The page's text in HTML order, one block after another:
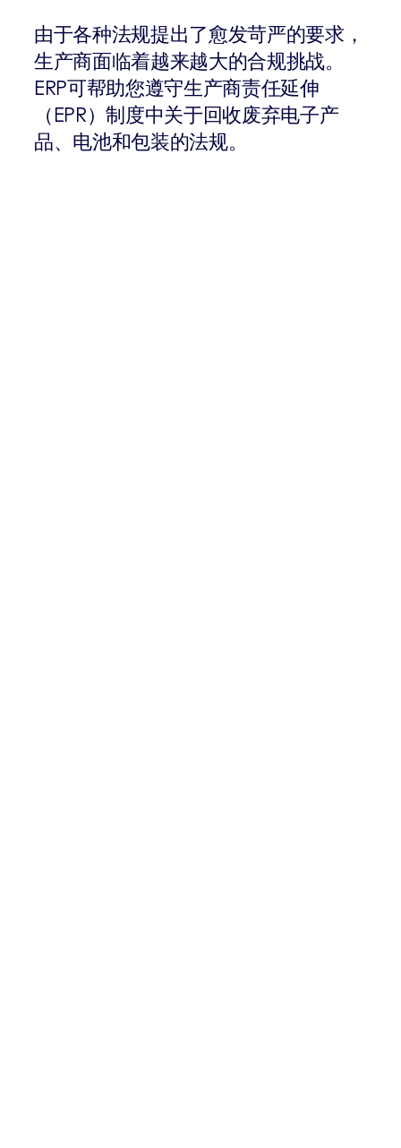
由于各种法规提出了愈发苛严的要求，
生产商面临着越来越大的合规挑战。
ERP可帮助您遵守生产商责任延伸
（EPR）制度中关于回收废弃电子产
品、电池和包装的法规。